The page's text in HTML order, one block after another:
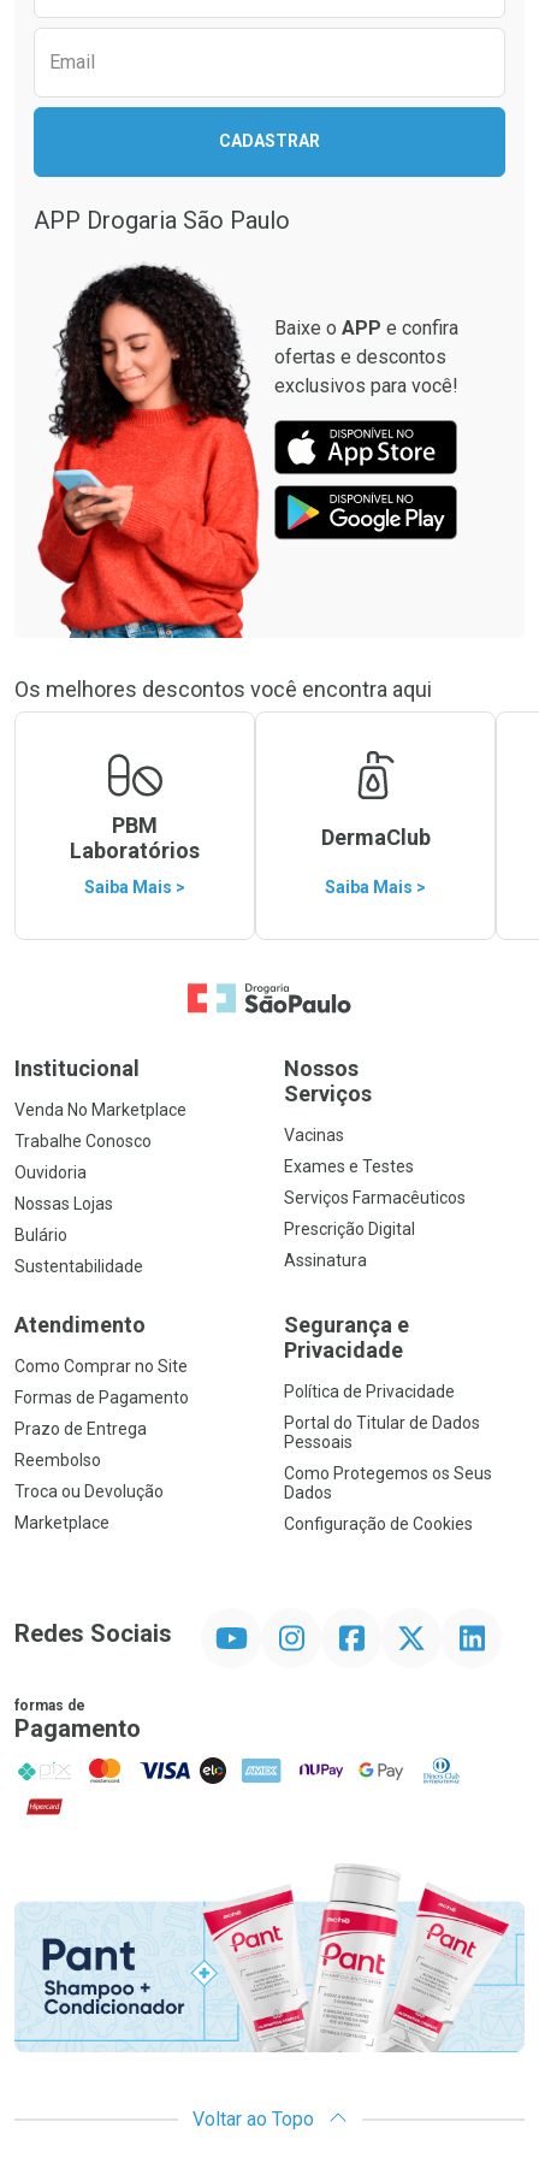
Comprar sem Desconto
Comprar sem Desconto
Comprar sem Desconto
Comprar sem Desconto
Email
CADASTRAR
APP Drogaria São Paulo
Baixe o APP e confira
ofertas e descontos
exclusivos para você!
Os melhores descontos você encontra aqui
PBM
Laboratórios
Saiba Mais >
DermaClub
Saiba Mais >
Ir para a Home
Institucional
Venda No Marketplace
Trabalhe Conosco
Ouvidoria
Nossas Lojas
Bulário
Sustentabilidade
Nossos
Serviços
Vacinas
Exames e Testes
Serviços Farmacêuticos
Prescrição Digital
Assinatura
Atendimento
Como Comprar no Site
Formas de Pagamento
Prazo de Entrega
Reembolso
Troca ou Devolução
Marketplace
Segurança e
Privacidade
Política de Privacidade
Portal do Titular de Dados
Pessoais
Como Protegemos os Seus
Dados
Configuração de Cookies
Redes Sociais InstagramFacebookTwitter Linkedin
formas de
Pagamento
PIX MasterCard
VISA ELO AMEX NuPay Google PayDiners Club
Hipercard
Voltar ao Topo